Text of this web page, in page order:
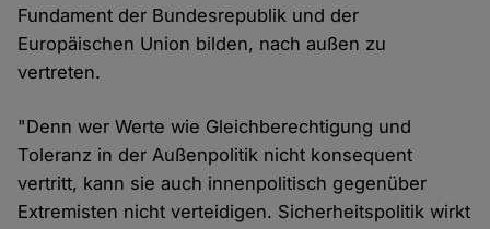
Fundament der Bundesrepublik und der
Europäischen Union bilden, nach außen zu
vertreten.
"Denn wer Werte wie Gleichberechtigung und
Toleranz in der Außenpolitik nicht konsequent
vertritt, kann sie auch innenpolitisch gegenüber
Extremisten nicht verteidigen. Sicherheitspolitik wirkt